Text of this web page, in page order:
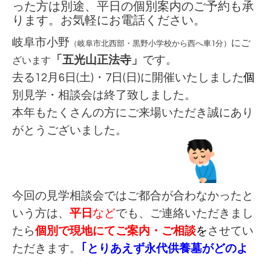
った方は別途、平日の個別案内のご予約も承
ります。お気軽にお電話ください。
岐阜市小野 （岐阜市北西部・黒野小学校から西へ車1分） にご
ざいます
「五光山正法寺」 です。
去る12月6 日(土)・7 日(日)に開催いたしました個
別見学・相談会は終了致しました。
本年もたくさんの方にご来場いただき 誠にあり
がとうございました。
今回の見学相談会ではご都合が合わなかったと
いう方は、 平日 などでも、ご連絡いただきまし
たら個別で現地にてご案内・ご相談を させてい
ただきます。
｢とりあえず永代供養墓がどのよ